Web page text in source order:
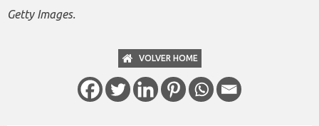
Getty Images.
VOLVER HOME